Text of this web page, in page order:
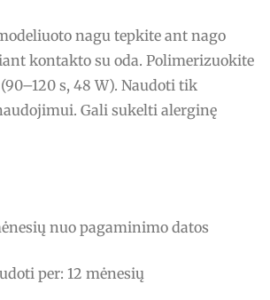
nagu tepkite ant nago
kontakto su oda. Polimerizuokite
s, 48 W). Naudoti tik
Gali sukelti alerginę
nuo pagaminimo datos
per: 12 mėnesių